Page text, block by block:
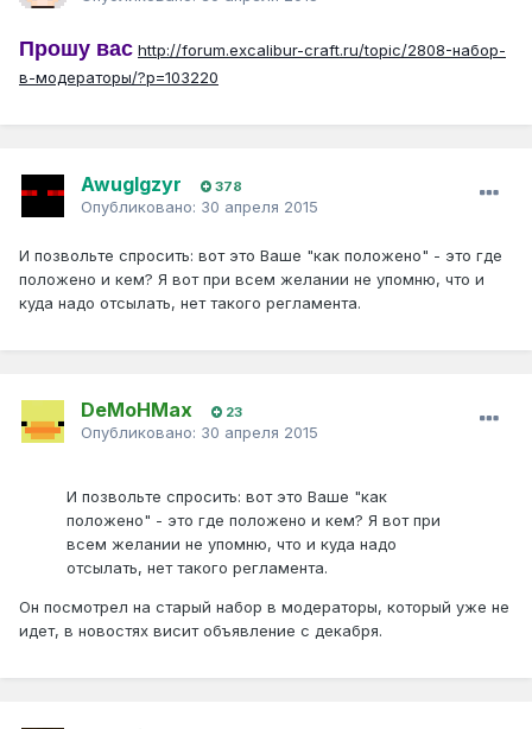
Прошу вас http://forum.excalibur-craft.ru/topic/2808-набор-
в-модераторы/?p=103220
Awuglgzyr 378
Опубликовано: 30 апреля 2015
И позвольте спросить: вот это Ваше "как положено" - это где
положено и кем? Я вот при всем желании не упомню, что и
куда надо отсылать, нет такого регламента.
DeMoHMax 23
Опубликовано: 30 апреля 2015
И позвольте спросить: вот это Ваше "как
положено" - это где положено и кем? Я вот при
всем желании не упомню, что и куда надо
отсылать, нет такого регламента.
Он посмотрел на старый набор в модераторы, который уже не
идет, в новостях висит объявление с декабря.